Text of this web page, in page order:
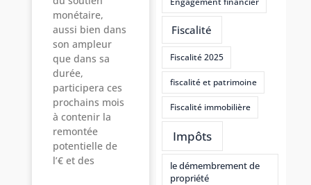
monétaire,
aussi bien dans
son ampleur
que dans sa
durée,
participera ces
prochains mois
à contenir la
remontée
potentielle de
l’€ et des
Fiscalité
Fiscalité 2025
fiscalité et patrimoine
Fiscalité immobilière
Impôts
le démembrement de
propriété